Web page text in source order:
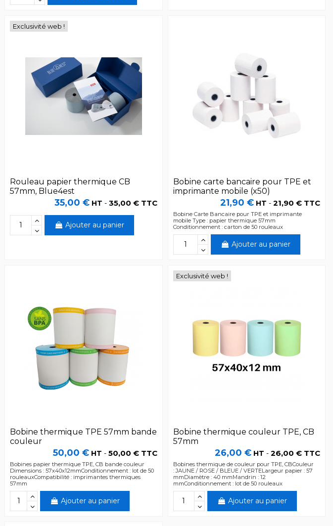
Exclusivité web !
Rouleau papier thermique CB
57mm, Blue4est
35,00 € HT - 35,00 € TTC
Ajouter au panier
Bobine carte bancaire pour TPE et
imprimante mobile (x50)
21,90 € HT - 21,90 € TTC
Bobine Carte Bancaire pour TPE et imprimante
mobile Type : papier thermique 57mm
Conditionnement : carton de 50 rouleaux
Ajouter au panier
Bobine thermique TPE 57mm bande
couleur
50,00 € HT - 50,00 € TTC
Bobines papier thermique TPE, CB bande couleur
Dimensions : 57x40x12mmConditionnement : lot de 50
rouleauxCompatibilité : imprimantes thermiques
57mm
Ajouter au panier
Exclusivité web !
Bobine thermique couleur TPE, CB
57mm
26,00 € HT - 26,00 € TTC
Bobines thermique de couleur pour TPE, CBCouleur
: JAUNE / ROSE / BLEUE / VERTELargeur papier : 57
mmDiamètre : 40 mmMandrin : 12
mmConditionnement : lot de 50 rouleaux
Ajouter au panier